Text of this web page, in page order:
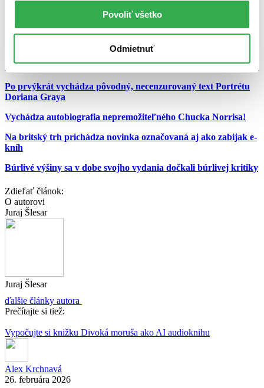
Povoliť všetko
Odmietnuť
dňami vyšiel slávny Puzov román Sicílčan
kniha, ktorá to celé začala –Krstný otec. Nevieme sa dočkať! 🙂
V troch slovenských mestách sa bude konať Noc literatúry 2011
Po prvýkrát vychádza pôvodný, necenzurovaný text Portrétu
Doriana Graya
Vychádza autobiografia nepremožiteľného Chucka Norrisa!
Na britský trh prichádza novinka označovaná aj ako zabijak e-
kníh
Búrlivé výšiny sa v dobe svojho vydania dočkali búrlivej kritiky
Zdieľať článok:
O autorovi
Juraj Šlesar
Juraj Šlesar
ďalšie články autora
Prečítajte si tiež:
Vypočujte si knižku Divoká moruša ako AI audioknihu
Alex Krchnavá
26. februára 2026